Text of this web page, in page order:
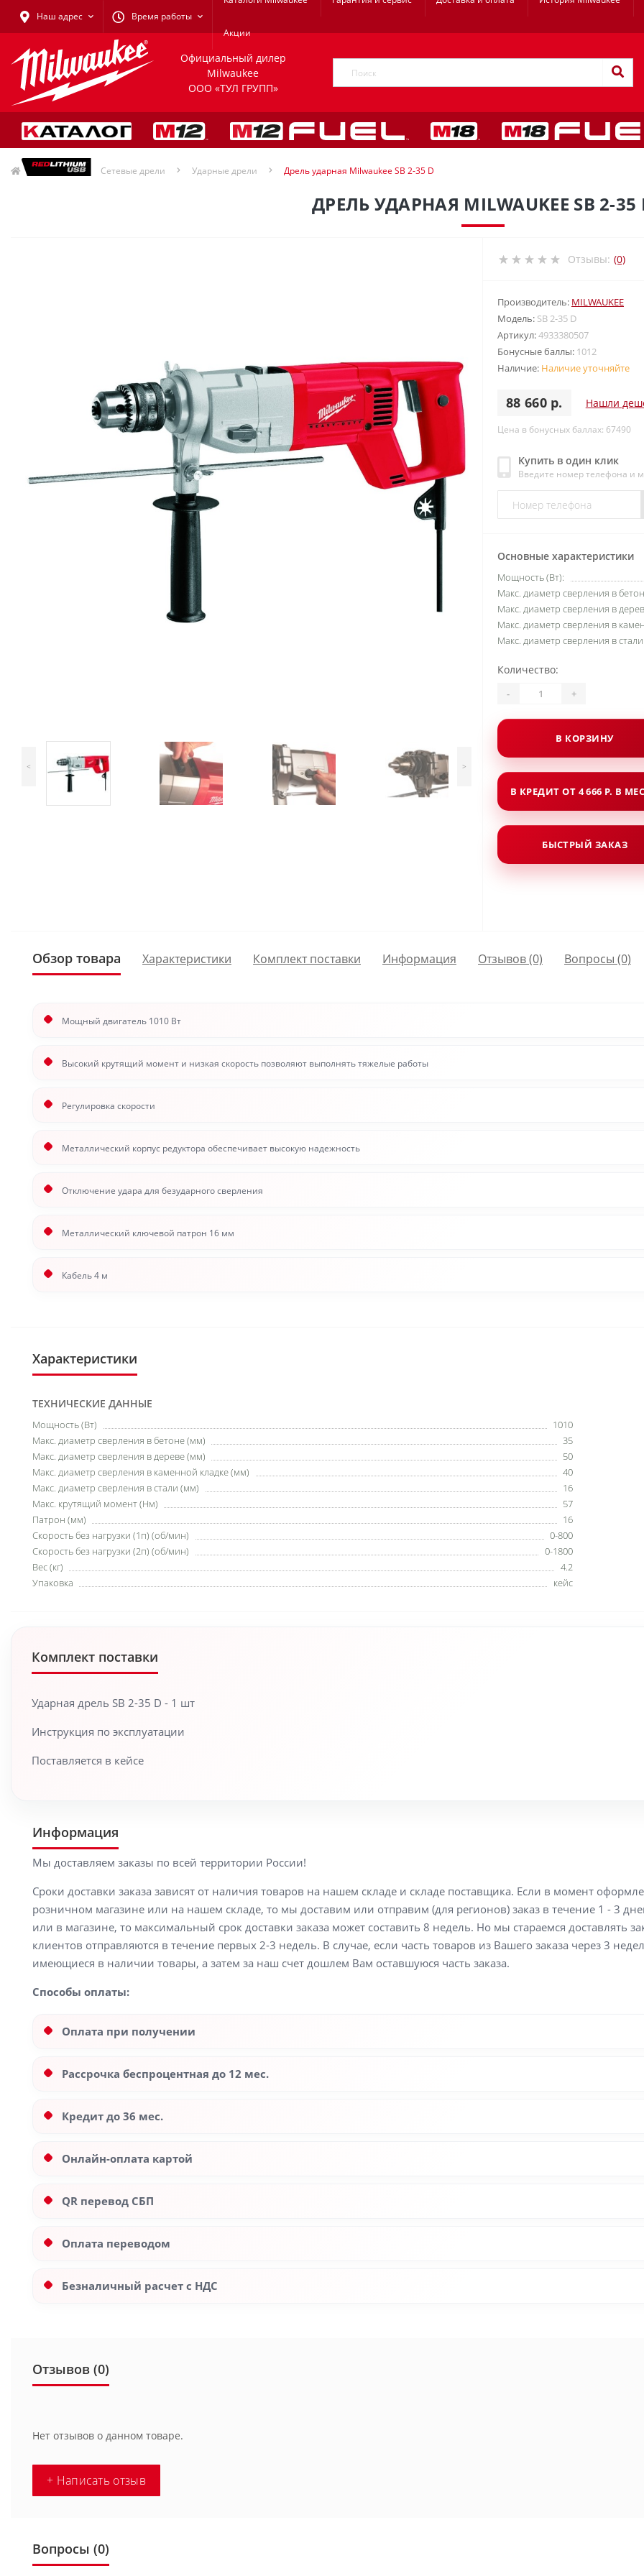
Наш адрес Время работы
Акции
Официальный дилер
Milwaukee
ООО «ТУЛ ГРУПП»
Дрели Сетевые дрели Ударные дрели Дрель ударная Milwaukee SB 2-35 D
ДРЕЛЬ УДАРНАЯ MILWAUKEE SB 2-35
< >
Отзывы: (0)
Производитель: MILWAUKEE
Модель: SB 2-35 D
Артикул:4933380507
Бонусные баллы: 1012
Наличие: Наличие уточняйте
88 660 р. Нашли
Цена в бонусных баллах: 67490
Купить в один клик
Введите номер телефона и
Основные характеристики
Мощность (Вт):
Макс. диаметр сверления в
Макс. диаметр сверления в
Макс. диаметр сверления в
Макс. диаметр сверления в
Количество:
- +
В КОРЗИНУ
В КРЕДИТ ОТ 4 666 Р. В
БЫСТРЫЙ ЗАКАЗ
Обзор товара Характеристики Комплект поставки Информация Отзывов (0) Вопросы (0)
Мощный двигатель 1010 Вт
Высокий крутящий момент и низкая скорость позволяют выполнять тяжелые работы
Регулировка скорости
Металлический корпус редуктора обеспечивает высокую надежность
Отключение удара для безударного сверления
Металлический ключевой патрон 16 мм
Кабель 4 м
Характеристики
ТЕХНИЧЕСКИЕ ДАННЫЕ
Мощность (Вт)
1010
Макс. диаметр сверления в бетоне (мм)
35
Макс. диаметр сверления в дереве (мм)
50
Макс. диаметр сверления в каменной кладке (мм)
40
Макс. диаметр сверления в стали (мм)
16
Макс. крутящий момент (Нм)
57
Патрон (мм)
16
Скорость без нагрузки (1п) (об/мин)
0-800
Скорость без нагрузки (2п) (об/мин)
0-1800
Вес (кг)
4.2
Упаковка
кейс
Комплект поставки
Ударная дрель SB 2-35 D - 1 шт
Инструкция по эксплуатации
Поставляется в кейсе
Информация
Мы доставляем заказы по всей территории России!
Сроки доставки заказа зависят от наличия товаров на нашем складе и складе поставщика. Если в момент
розничном магазине или на нашем складе, то мы доставим или отправим (для регионов) заказ в течение 1 - 3
или в магазине, то максимальный срок доставки заказа может составить 8 недель. Но мы стараемся доставлять
клиентов отправляются в течение первых 2-3 недель. В случае, если часть товаров из Вашего заказа через 3
имеющиеся в наличии товары, а затем за наш счет дошлем Вам оставшуюся часть заказа.
Способы оплаты:
Оплата при получении
Рассрочка беспроцентная до 12 мес.
Кредит до 36 мес.
Онлайн-оплата картой
QR перевод СБП
Оплата переводом
Безналичный расчет с НДС
Отзывов (0)
Нет отзывов о данном товаре.
+ Написать отзыв
Вопросы (0)